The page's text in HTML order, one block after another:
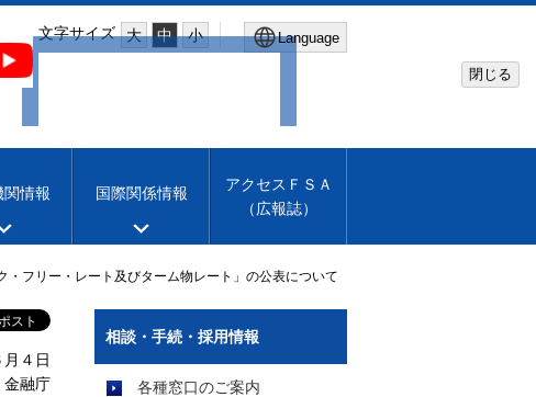
文字サイズ 大 中 小 Language
Machine translation
閉じる
関情報 国際関係情報
アクセスＦＳＡ
（広報誌）
フリー・レート及びターム物レート」の公表について
４日
金融庁
相談・手続・採用情報
各種窓口のご案内